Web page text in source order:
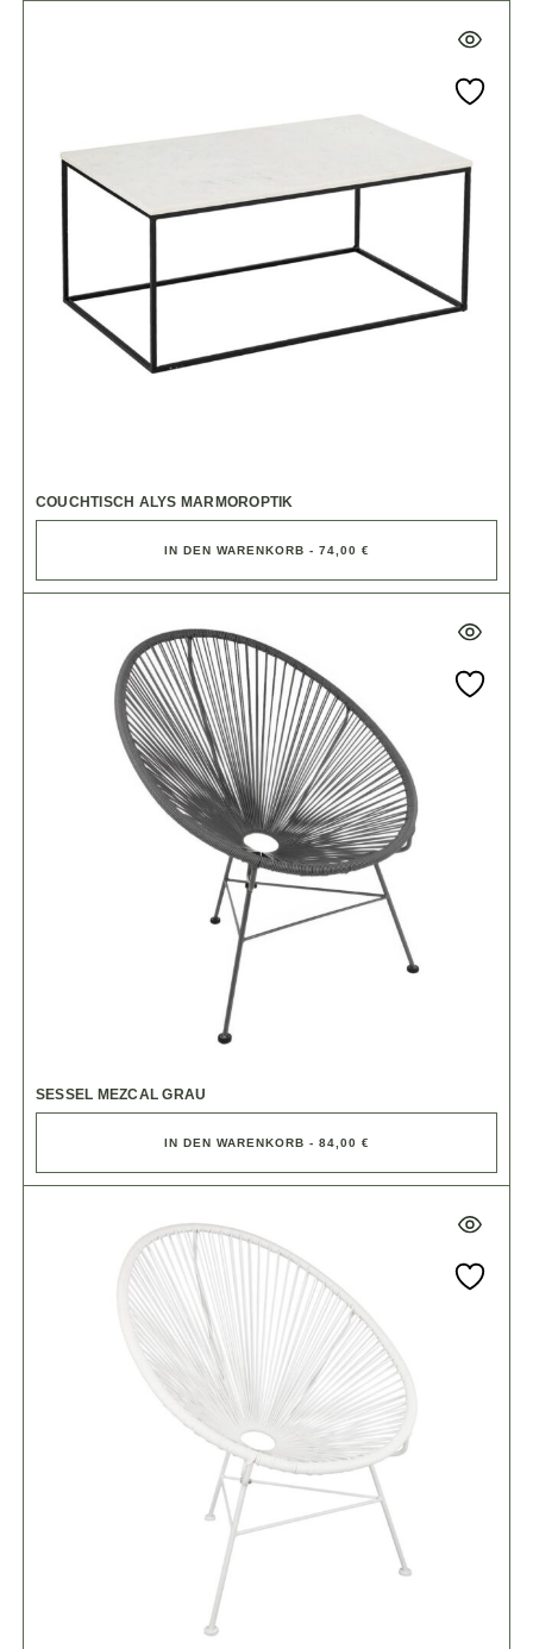
COUCHTISCH ALYS MARMOROPTIK
IN DEN WARENKORB - 74,00 €
SESSEL MEZCAL GRAU
IN DEN WARENKORB - 84,00 €